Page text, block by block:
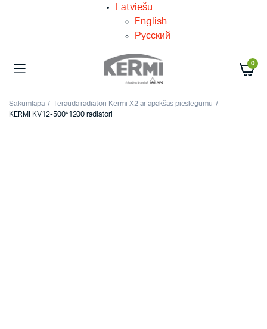
Latviešu
English
Русский
0
Sākumlapa
Tērauda radiatori Kermi X2 ar apakšas pieslēgumu
KERMI KV12-500*1200 radiatori